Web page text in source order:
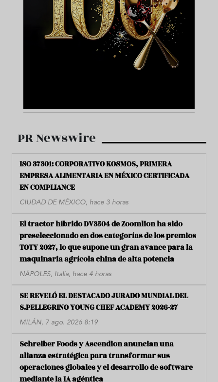
PR Newswire
ISO 37301: CORPORATIVO KOSMOS, PRIMERA
EMPRESA ALIMENTARIA EN MÉXICO CERTIFICADA
EN COMPLIANCE
CIUDAD DE MÉXICO, hace 3 horas
El tractor híbrido DV3504 de Zoomlion ha sido
preseleccionado en dos categorías de los premios
TOTY 2027, lo que supone un gran avance para la
maquinaria agrícola china de alta potencia
NÁPOLES, Italia, hace 4 horas
SE REVELÓ EL DESTACADO JURADO MUNDIAL DEL
S.PELLEGRINO YOUNG CHEF ACADEMY 2026-27
MILÁN, 7 ago. 2026 8:19
Schreiber Foods y Ascendion anuncian una
alianza estratégica para transformar sus
operaciones globales y el desarrollo de software
mediante la IA agéntica